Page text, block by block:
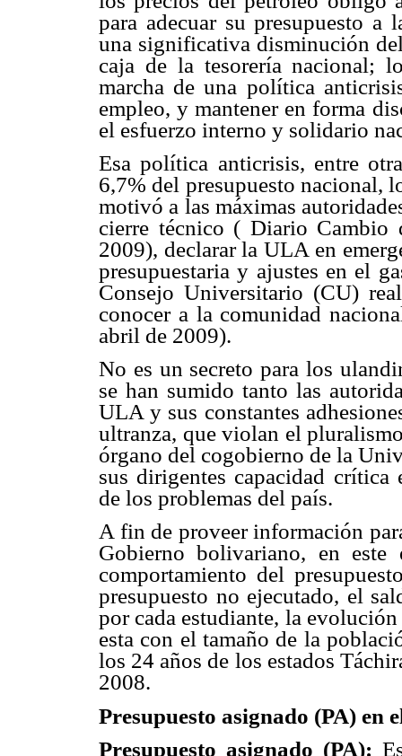
para adecuar su presupuesto a
una significativa disminución
caja de la tesorería nacional;
marcha de una política
empleo, y mantener en forma
el esfuerzo interno y solidario
Esa política anticrisis, entre
6,7% del presupuesto nacional,
motivó a las máximas
cierre técnico ( Diario
2009), declarar la ULA en
presupuestaria y ajustes en el
Consejo Universitario (CU)
conocer a la comunidad
abril de 2009).
No es un secreto para los
se han sumido tanto las
ULA y sus constantes
ultranza, que violan el
órgano del cogobierno de la
sus dirigentes capacidad
de los problemas del país.
A fin de proveer información
Gobierno bolivariano, en
comportamiento del
presupuesto no ejecutado, el
por cada estudiante, la
esta con el tamaño de la
los 24 años de los estados
2008.
Presupuesto asignado (PA) en
Presupuesto asignado (PA):